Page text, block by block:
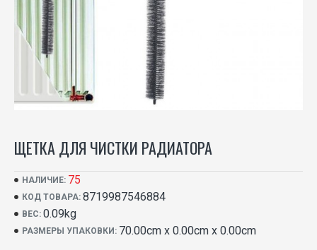
ЩЕТКА ДЛЯ ЧИСТКИ РАДИАТОРА
НАЛИЧИЕ: 75
КОД ТОВАРА: 8719987546884
ВЕС: 0.09kg
РАЗМЕРЫ УПАКОВКИ: 70.00cm x 0.00cm x 0.00cm